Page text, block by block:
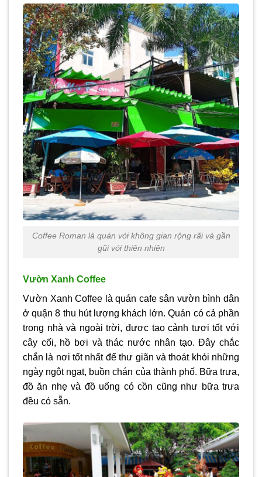
Coffee Roman là quán với không gian rộng rãi và gần
gũi với thiên nhiên
Vườn Xanh Coffee
Vườn Xanh Coffee là quán cafe sân vườn bình dân
ở quận 8 thu hút lượng khách lớn. Quán có cả phần
trong nhà và ngoài trời, được tạo cảnh tươi tốt với
cây cối, hồ bơi và thác nước nhân tạo. Đây chắc
chắn là nơi tốt nhất để thư giãn và thoát khỏi những
ngày ngột ngạt, buồn chán của thành phố. Bữa trưa,
đồ ăn nhẹ và đồ uống có cồn cũng như bữa trưa
đều có sẵn.